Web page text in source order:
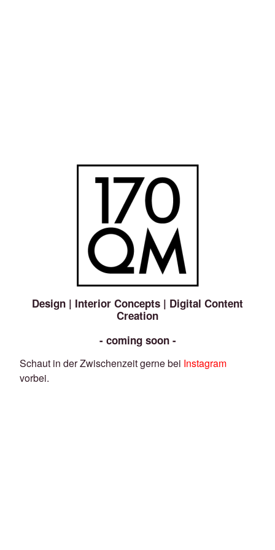
Design | Interior Concepts | Digital Content
Creation
- coming soon -
Schaut in der Zwischenzeit gerne bei Instagram
vorbei.